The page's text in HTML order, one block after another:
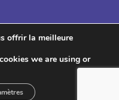
offrir la meilleure
we are using or